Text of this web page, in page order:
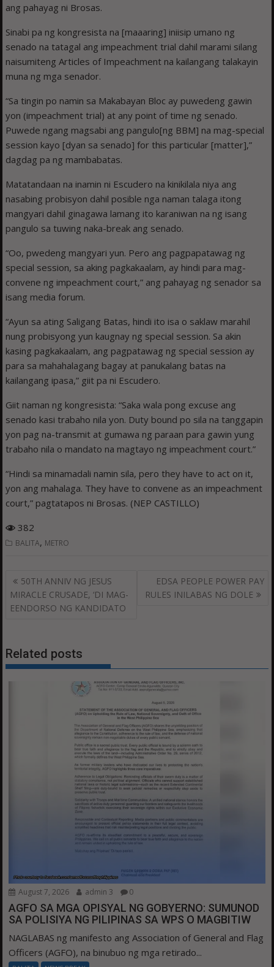
ang pahayag ni Brosas.
Sinabi pa ng kongresista na [maaaring] iniisip umano ng
senado na tatagal ang impeachment trial dahil marami silang
naisumiteng Articles of Impeachment na kailangang talakayin
muna ng mga senador.
“Sa tingin po namin sa Makabayan Bloc ay puwedeng gawin
yon (impeachment trial) at any point of time ng senado.
Puwede ngang magsabi ang pangulo[ng BBM] na mag-special
session kayo [dyan sa senado] for this particular [matter],”
dagdag pa ng mambabatas.
Matatandaan na inamin ni Escudero na kinikilala niya ang
nasabing probisyon dahil posible nga naman talaga itong
mangyari dahil ginagawa lamang ito karaniwan na ng isang
pangulo sa tuwing naka-break ang senado.
“Oo, pwedeng mangyari yun. Pero ang pagpapatawag ng
special session, sa aking pagkakaalam, ay hindi para mag-
convene ng impeachment court,” ang pahayag ng senador sa
isang media forum.
“Ayun sa ating Saligang Batas, hindi ito isa o saklaw marahil
nung probisyong yun kaugnay ng special session. Sa akin
kasing pagkakaalam, ang pagpatawag ng special session ay
para sa mahahalagang bagay at panukalang batas na
kailangang ipasa,” giit pa ni Escudero.
Giit naman ng kongresista: “Saka wala pong excuse ang
senado kasi trabaho nila yon. Duty bound po sila na tanggapin
yon pag na-transmit at gumawa ng paraan para gawin yung
trabaho nila o mandato na magtayo ng impeachment court.”
“Hindi sa minamadali namin sila, pero they have to act on it,
yon ang mahalaga. They have to convene as an impeachment
court,” pagtatapos ni Brosas. (NEP CASTILLO)
382
BALITA, METRO
Post
navigation
50TH ANNIV NG JESUS
MIRACLE CRUSADE, ‘DI MAG-
EENDORSO NG KANDIDATO
EDSA PEOPLE POWER PAY
RULES INILABAS NG DOLE
Related posts
August 7, 2026 admin 3 0
AGFO SA MGA OPISYAL NG GOBYERNO: SUMUNOD
SA POLISIYA NG PILIPINAS SA WPS O MAGBITIW
NAGLABAS ng manifesto ang Association of General and Flag
Officers (AGFO), na binubuo ng mga retirado...